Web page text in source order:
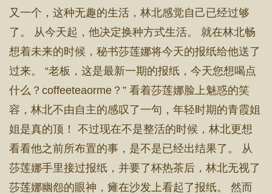
又一个，这种无趣的生活，林北感觉自己已经过够
了。 从今天起，他决定换种方式生活。 就在林北畅
想着未来的时候，秘书莎莲娜将今天的报纸给他送了
过来。 “老板，这是最新一期的报纸，今天您想喝点
什么？coffeeteaorme？” 看着莎莲娜脸上魅惑的笑
容，林北不由自主的感叹了一句，年轻时期的青霞姐
姐是真的顶！ 不过现在不是整活的时候，林北更想
看看他之前所布置的事，是不是已经出结果了。 从
莎莲娜手里接过报纸，并要了杯热茶后，林北无视了
莎莲娜幽怨的眼神，瘫在沙发上看起了报纸。 然而